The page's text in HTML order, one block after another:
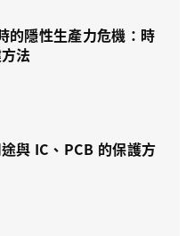
的隱性生產力危機：時
法
與 IC、PCB 的保護方